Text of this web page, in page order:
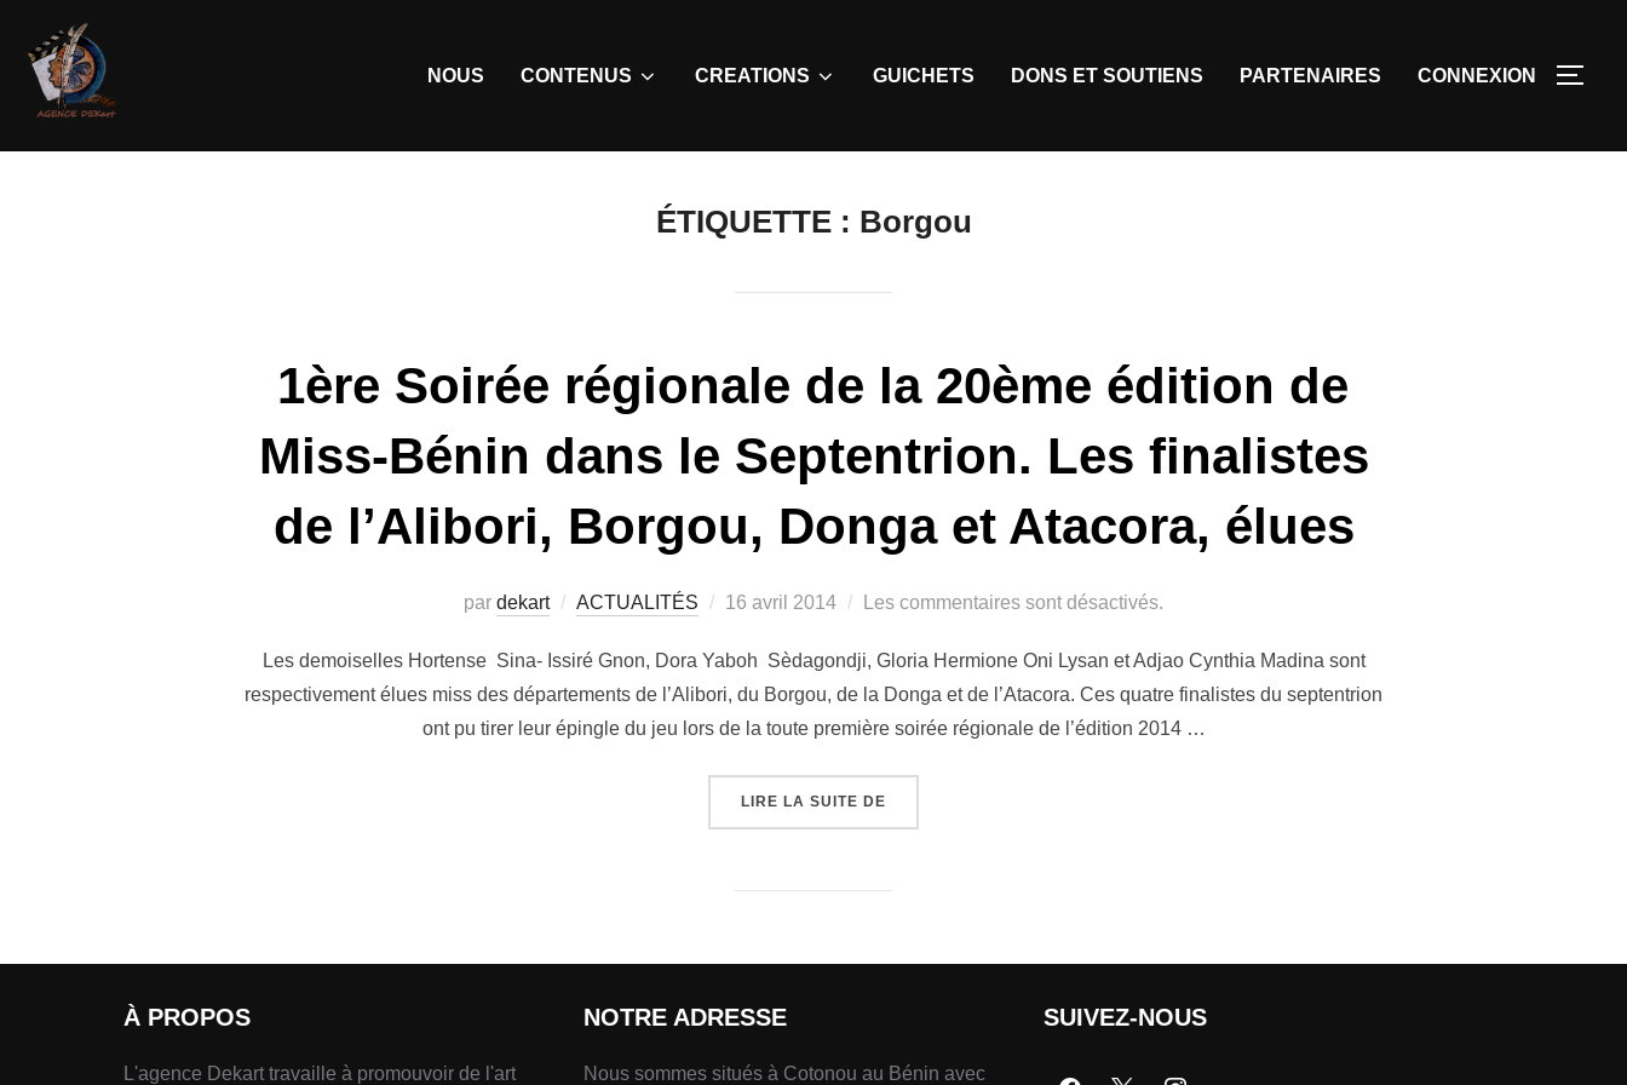
NOUS CONTENUS CREATIONS GUICHETS DONS ET SOUTIENS PARTENAIRES CONNEXION
ÉTIQUETTE : Borgou
1ère Soirée régionale de la 20ème édition de
Miss-Bénin dans le Septentrion. Les finalistes
de l’Alibori, Borgou, Donga et Atacora, élues
par dekart ACTUALITÉS 16 avril 2014 Les commentaires sont désactivés.
Les demoiselles Hortense Sina- Issiré Gnon, Dora Yaboh Sèdagondji, Gloria Hermione Oni Lysan et Adjao Cynthia Madina sont
respectivement élues miss des départements de l’Alibori, du Borgou, de la Donga et de l’Atacora. Ces quatre finalistes du septentrion
ont pu tirer leur épingle du jeu lors de la toute première soirée régionale de l’édition 2014 …
LIRE LA SUITE DE
À PROPOS
L'agence Dekart travaille à promouvoir de l'art
NOTRE ADRESSE
Nous sommes situés à Cotonou au Bénin avec
SUIVEZ-NOUS